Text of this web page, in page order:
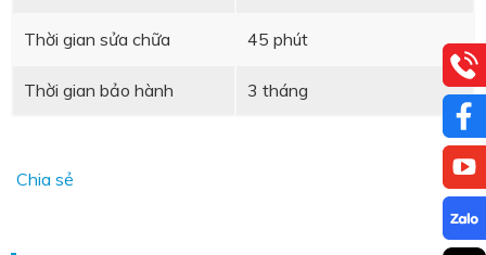
Thời gian sửa chữa 45 phút
Thời gian bảo hành 3 tháng
Chia sẻ